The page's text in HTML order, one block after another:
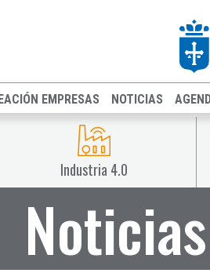
EMPRESAS NOTICIAS
Industria 4.0
Noticias